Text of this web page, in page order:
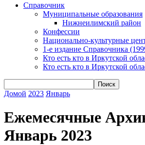
Справочник
Муниципальные образования
Нижнеилимский район
Конфессии
Национально-культурные
1-е издание Справочника
Кто есть кто в Иркутской
Кто есть кто в Иркутской
Домой 2023 Январь
Ежемесячные
Январь 2023